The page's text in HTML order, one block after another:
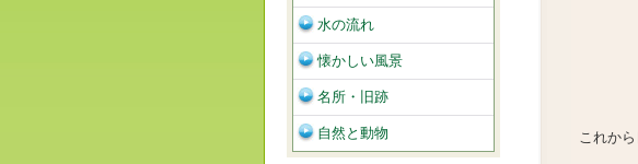
これか
水の流れ
懐かしい風景
名所・旧跡
自然と動物